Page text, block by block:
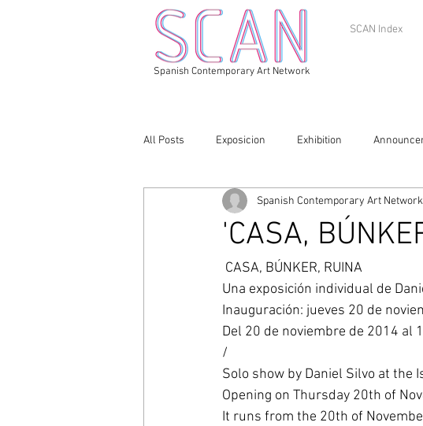
SCAN Index
Spanish Contemporary Art Network
All Posts Exposicion Exhibition
'CASA,
Spanish Contemporary Art Network
CASA, BÚNKER, RUINA
Una exposición individual de
Inauguración: jueves 20 de
Del 20 de noviembre de 2014 al
/
Solo show by Daniel Silvo at the
Opening on Thursday 20th of
It runs from the 20th of